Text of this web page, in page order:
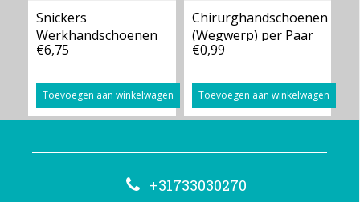
Snickers
Werkhandschoenen
Zwart-Grijs
€6,75
Toevoegen aan winkelwagen
Chirurghandschoenen
(Wegwerp) per Paar
€0,99
Toevoegen aan winkelwagen
+31733030270